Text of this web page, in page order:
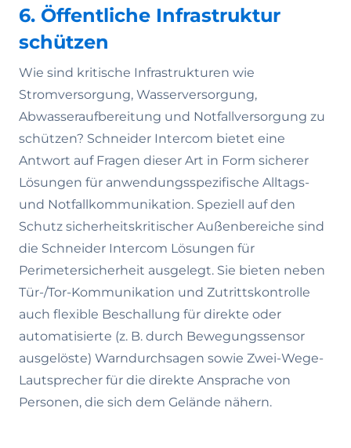
6. Öffentliche Infrastruktur
schützen
Wie sind kritische Infrastrukturen wie
Stromversorgung, Wasserversorgung,
Abwasseraufbereitung und Notfallversorgung zu
schützen? Schneider Intercom bietet eine
Antwort auf Fragen dieser Art in Form sicherer
Lösungen für anwendungsspezifische Alltags-
und Notfallkommunikation. Speziell auf den
Schutz sicherheitskritischer Außenbereiche sind
die Schneider Intercom Lösungen für
Perimetersicherheit ausgelegt. Sie bieten neben
Tür-/Tor-Kommunikation und Zutrittskontrolle
auch flexible Beschallung für direkte oder
automatisierte (z. B. durch Bewegungssensor
ausgelöste) Warndurchsagen sowie Zwei-Wege-
Lautsprecher für die direkte Ansprache von
Personen, die sich dem Gelände nähern.